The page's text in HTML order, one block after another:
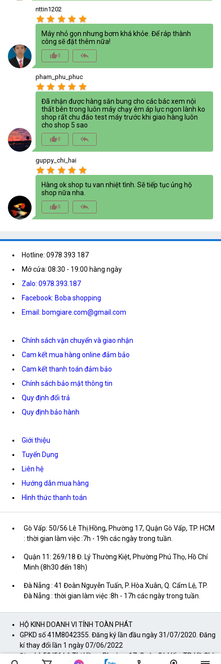
nttin1202
star star star star star
Máy nhỏ gọn nhưng bơm khá khỏe. Để ráp thành
công sẽ đặt thêm nữa!
thumb_up_alt0 reply_all
pham_phu_phuc
star star star star star
Đã nhận được hàng săn bung cho các bác xem nội
thất bên trong luôn máy chạy êm áp lực ngon lành ko
shop rất chu đáo test máy trước khi giao hàng luôn
cho shop 5 sao
thumb_up_alt0 reply_all
guppy_chi_hai
star star star star star
Hàng ok shop tu van nhiệt tình. Sẽ tiếp tục ủng hộ
shop nữa nha.
thumb_up_alt0 reply_all
Hotline: 0978 393 187
Mở cửa: 08:30 - 19:00 hàng ngày
Zalo: 0978.393.187
Facebook: Boba shopping
Email: bomgiare.com@gmail.com
Chính sách vận chuyển và giao nhận
Cam kết mua hàng online đảm bảo
Cam kết thanh toán đảm bảo
Chính sách bảo mật thông tin
Quy định đổi trả
Quy định bảo hành
Giới thiệu
Tuyển Dụng
Liên hệ
Hướng dẫn mua hàng
Hình thức thanh toán
Gò Vấp: 50/56 Lê Thị Hồng, Phường 17, Quận Gò Vấp, TP. HCM
: thời gian làm việc :7h - 19h các ngày trong tuần.
Quận 11: 269/18 Đ. Lý Thường Kiệt, Phường Phú Thọ, Hồ Chí
Minh (8h30 đến 18h)
Đà Nẵng : 41 Đoàn Nguyễn Tuấn, P. Hòa Xuân, Q. Cẩm Lệ, TP.
Đà Nẵng : thời gian làm việc :8h - 17h các ngày trong tuần.
HỘ KINH DOANH VI TÍNH TOÀN PHÁT
GPKD số 41M8042355. Đăng ký lần đầu ngày 31/07/2020. Đăng
kí thay đổi lần 1 ngày 07/06/2022
Địa chỉ: 50/56 Lê Thị Hồng, Phường 17, Quận Gò Vấp, TP. Hồ Chí